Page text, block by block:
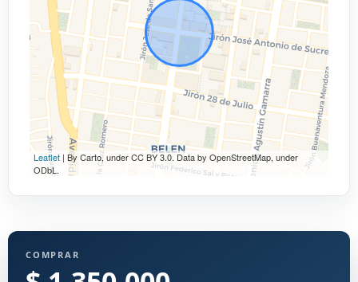
Leaflet | By Carto, under CC BY 3.0. Data by OpenStreetMap, under
ODbL.
COMPRAR